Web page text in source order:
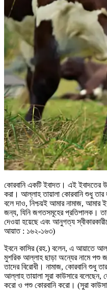
কোরবানি একটি ইবাদত। এই ইবাদতের
করা। আল্লাহ তায়ালা কোরবানি শুধু
বলে দাও, নিশ্চয়ই আমার নামাজ,
জন্য, যিনি জগতসমূহের প্রতিপালক।
দেওয়া হয়েছে এবং আনুগত্য
আয়াত : ১৬২-১৬৩)
ইবনে কাসির (রহ.) বলেন, এ আয়াতে
মুশরিক আল্লাহ ছাড়া অন্যের নামে পশু
তাদের বিরোধী। নামাজ, কোরবানি শুধু
আল্লাহ তায়ালা সূরা কাউসারে বলেছেন,
করো ও পশু কোরবানি করো। (সুরা